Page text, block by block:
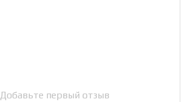
Добавьте первый отзыв